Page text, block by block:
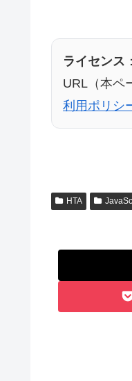
ライセンス
URL（本ペ
利用ポリシ
HTA